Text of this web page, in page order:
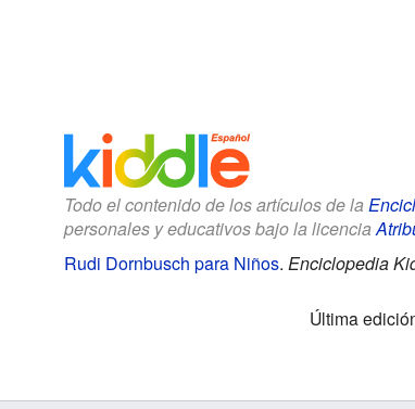
Todo el contenido de los artículos de la
personales y educativos bajo la licencia
Rudi Dornbusch para Niños. Enciclopedia
Última